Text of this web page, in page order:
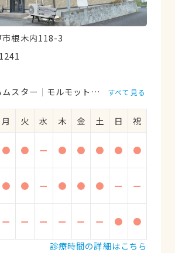
市根木内118-3
ムスター モルモット ウサギ
すべて見る
月 火 水 木 金 土 日
祝
● ● ー ● ● ● ● ●
● ● ー ● ● ● ー ー
ー ー ー ー ー ー ●
●
診療時間の詳細はこちら